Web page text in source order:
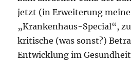
jetzt (in Erweiterung
„Krankenhaus-Special“,
kritische (was sonst?)
Entwicklung im